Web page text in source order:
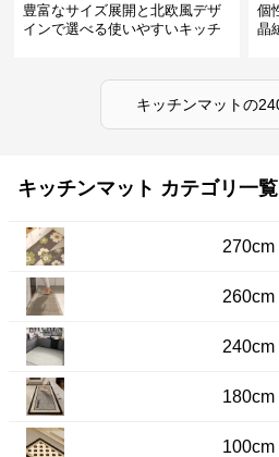
豊富なサイズ展開と北欧風デザ
インで選べる使いやすいキッチ
個
晶
キッチンマットの
キッチンマット カテゴリ一覧
270cm
260cm
240cm
180cm
100cm